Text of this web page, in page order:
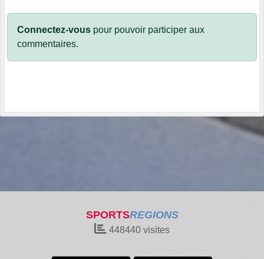
Connectez-vous pour pouvoir participer aux
commentaires.
SPORTSREGIONS
448440 visites